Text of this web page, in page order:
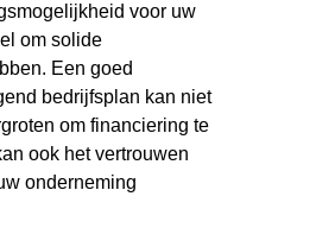
voor uw
om solide
Een goed
bedrijfsplan kan niet
om financiering te
ook het vertrouwen
onderneming